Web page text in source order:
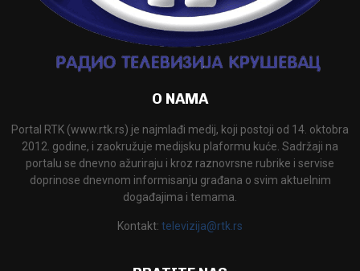
O NAMA
Portal RTK (www.rtk.rs) je najmlađi medij, koji postoji od 14. oktobra
2012. godine, i zaokružuje medijsku plaformu kuće. Sadržaji na
portalu se dnevno ažuriraju i kroz raznovrsne rubrike i servise
doprinose dnevnom informisanju građana o svim aktuelnim
događajima i temama.
Kontakt: televizija@rtk.rs